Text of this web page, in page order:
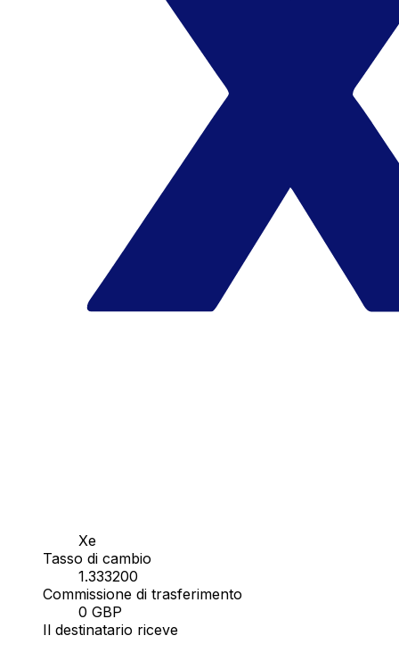
Xe
Tasso di cambio
1.333200
Commissione di trasferimento
0 GBP
Il destinatario riceve